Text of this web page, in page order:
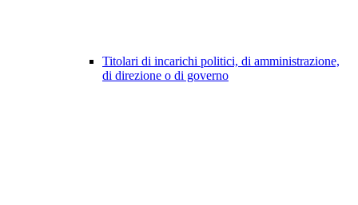
Titolari di incarichi politici, di amministrazione,
di direzione o di governo